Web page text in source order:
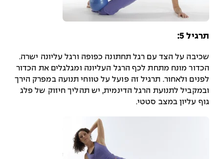
תרגיל 5:
שכיבה על הצד עם רגל תחתונה כפופה ורגל עליונה ישרה.
הכדור מונח מתחת לכף הרגל העליונה ומגלגלים את הכדור
לפנים ולאחור. תרגיל זה פועל על טווחי תנועה במפרק הירך
ובמקביל לתנועת הרגל הדינמית, יש תהליך חיזוק של פלג
גוף עליון במצב סטטי.